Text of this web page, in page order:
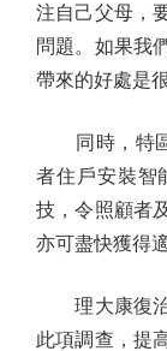
注自己父母，
問題。如果我
帶來的好處是
同時，特區
者住戶安裝智
技，令照顧者
亦可盡快獲得
理大康復治
此項調查，提